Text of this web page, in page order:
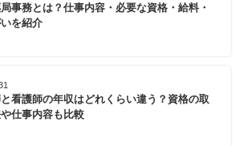
事務とは？仕事内容・必要な資格・給料・
を紹介
看護師の年収はどれくらい違う？資格の取
仕事内容も比較